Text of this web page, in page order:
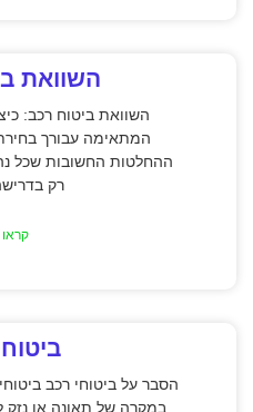
השוואת
השוואת ביטוח רכב:
המתאימה עבורך
ההחלטות החשובות שכל
רק
קראו
הסבר על ביטוחי רכב
במקרה של תאונה או נזק